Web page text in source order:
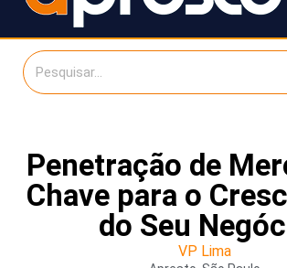
Penetração de
Chave para o
do Seu
VP Lima